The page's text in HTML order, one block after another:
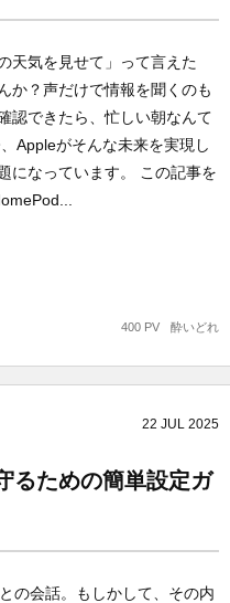
天気を見せて」って言えた
か？声だけで情報を聞くのも
認できたら、忙しい朝なんて
Appleがそんな未来を実現し
になっています。 この記事を
酔いどれ
400 PV
22 JUL 2025
るための簡単設定ガ
の会話。もしかして、その内